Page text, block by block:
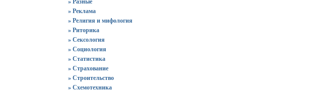
» Реклама
» Религия и мифология
» Риторика
» Сексология
» Социология
» Статистика
» Страхование
» Строительство
» Схемотехника